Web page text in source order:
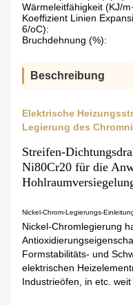
Wärmeleitfähigkeit (KJ/
Koeffizient Linien
6/oC):
Bruchdehnung (%):
Beschreibung
Elektrische
Legierung des
Streifen-
Ni80Cr20 für die
Nickel-Chrom-Legierungs-
Nickel-Chromlegierung
Formstabilitäts- und
elektrischen
Industrieöfen, in etc.